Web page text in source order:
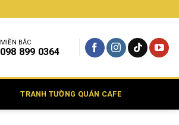
MIỀN BẮC
098 899 0364
TRANH TƯỜNG QUÁN CAFE